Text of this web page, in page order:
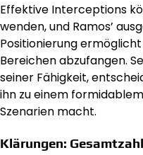
Effektive Interceptions
wenden, und Ramos’
Positionierung
Bereichen abzufangen.
seiner Fähigkeit,
ihn zu einem
Szenarien macht.
Klärungen: